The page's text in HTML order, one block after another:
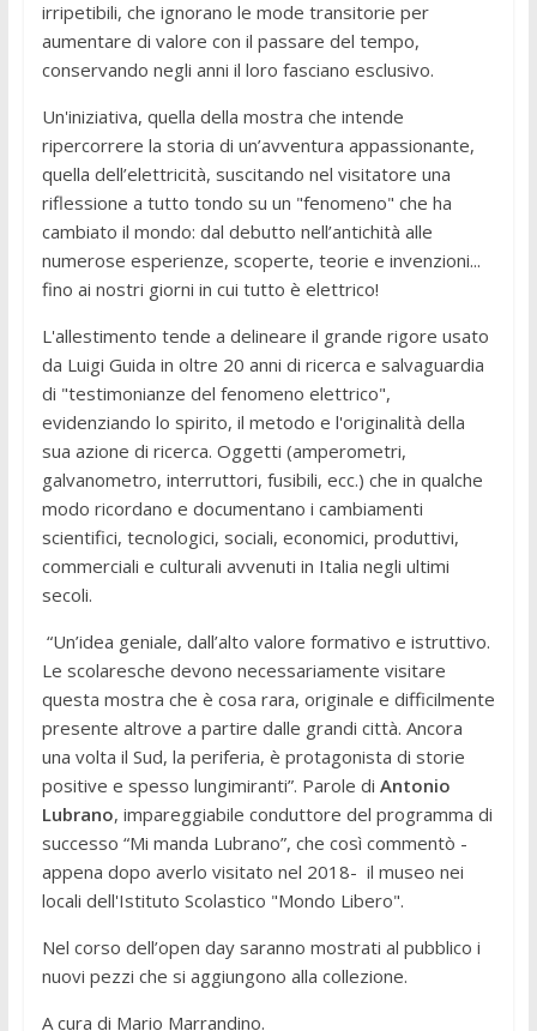
irripetibili, che ignorano le mode transitorie per
aumentare di valore con il passare del tempo,
conservando negli anni il loro fasciano esclusivo.
Un'iniziativa, quella della mostra che intende
ripercorrere la storia di un’avventura appassionante,
quella dell’elettricità, suscitando nel visitatore una
riflessione a tutto tondo su un "fenomeno" che ha
cambiato il mondo: dal debutto nell’antichità alle
numerose esperienze, scoperte, teorie e invenzioni...
fino ai nostri giorni in cui tutto è elettrico!
L'allestimento tende a delineare il grande rigore usato
da Luigi Guida in oltre 20 anni di ricerca e salvaguardia
di "testimonianze del fenomeno elettrico",
evidenziando lo spirito, il metodo e l'originalità della
sua azione di ricerca. Oggetti (amperometri,
galvanometro, interruttori, fusibili, ecc.) che in qualche
modo ricordano e documentano i cambiamenti
scientifici, tecnologici, sociali, economici, produttivi,
commerciali e culturali avvenuti in Italia negli ultimi
secoli.
“Un’idea geniale, dall’alto valore formativo e istruttivo.
Le scolaresche devono necessariamente visitare
questa mostra che è cosa rara, originale e difficilmente
presente altrove a partire dalle grandi città. Ancora
una volta il Sud, la periferia, è protagonista di storie
positive e spesso lungimiranti”. Parole di Antonio
Lubrano, impareggiabile conduttore del programma di
successo “Mi manda Lubrano”, che così commentò -
appena dopo averlo visitato nel 2018- il museo nei
locali dell'Istituto Scolastico "Mondo Libero".
Nel corso dell’open day saranno mostrati al pubblico i
nuovi pezzi che si aggiungono alla collezione.
A cura di Mario Marrandino.